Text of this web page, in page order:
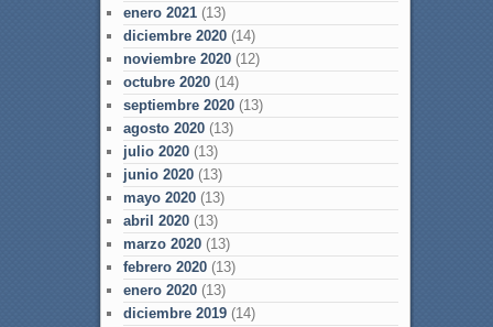
enero 2021(13)
diciembre 2020(14)
noviembre 2020(12)
octubre 2020(14)
septiembre 2020(13)
agosto 2020(13)
julio 2020(13)
junio 2020(13)
mayo 2020(13)
abril 2020(13)
marzo 2020(13)
febrero 2020(13)
enero 2020(13)
diciembre 2019(14)